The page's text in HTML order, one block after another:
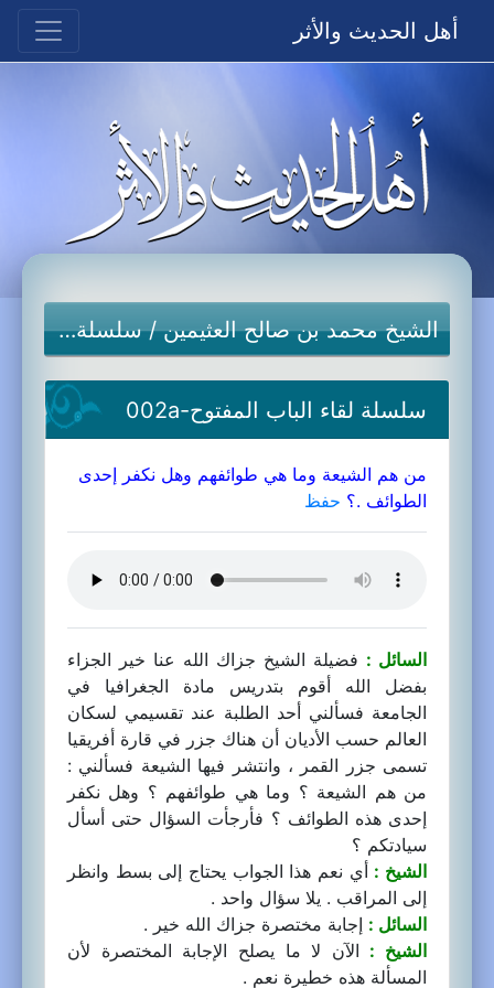
أهل الحديث والأثر
الشيخ محمد بن صالح العثيمين/سلسلة لقاء الباب المفتوح
سلسلة لقاء الباب المفتوح-002a
من هم الشيعة وما هي طوائفهم وهل نكفر إحدى
الطوائف .؟ حفظ
السائل : فضيلة الشيخ جزاك الله عنا خير الجزاء
بفضل الله أقوم بتدريس مادة الجغرافيا في
الجامعة فسألني أحد الطلبة عند تقسيمي لسكان
العالم حسب الأديان أن هناك جزر في قارة أفريقيا
تسمى جزر القمر ، وانتشر فيها الشيعة فسألني :
من هم الشيعة ؟ وما هي طوائفهم ؟ وهل نكفر
إحدى هذه الطوائف ؟ فأرجأت السؤال حتى أسأل
سيادتكم ؟
الشيخ : أي نعم هذا الجواب يحتاج إلى بسط وانظر
إلى المراقب . يلا سؤال واحد .
السائل : إجابة مختصرة جزاك الله خير .
الشيخ : الآن لا ما يصلح الإجابة المختصرة لأن
المسألة هذه خطيرة نعم .